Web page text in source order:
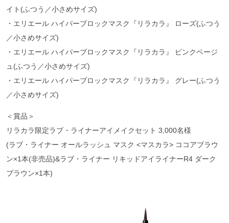
イト(ふつう／小さめサイズ)
・エリエール ハイパーブロックマスク『リラカラ』 ローズ(ふつう
／小さめサイズ)
・エリエール ハイパーブロックマスク『リラカラ』 ピンクベージ
ュ(ふつう／小さめサイズ)
・エリエール ハイパーブロックマスク『リラカラ』 グレー(ふつう
／小さめサイズ)
＜賞品＞
リラカラ限定ラブ・ライナーアイメイクセット 3,000名様
(ラブ・ライナー オールラッシュ マスク <マスカラ> ココアブラウ
ン×1本(非売品)&ラブ・ライナー リキッドアイライナーR4 ダーク
ブラウン×1本)